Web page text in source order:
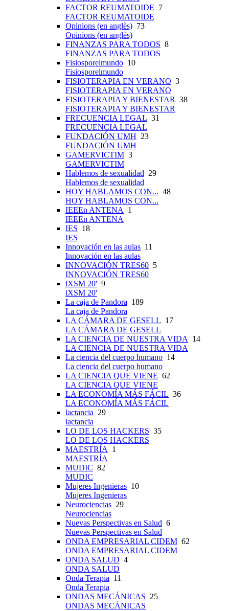
FACTOR REUMATOIDE 7
FACTOR REUMATOIDE
Opinions (en anglès) 73
Opinions (en anglès)
FINANZAS PARA TODOS 8
FINANZAS PARA TODOS
Fisiosporelmundo 10
Fisiosporelmundo
FISIOTERAPIA EN VERANO 3
FISIOTERAPIA EN VERANO
FISIOTERAPIA Y BIENESTAR 38
FISIOTERAPIA Y BIENESTAR
FRECUENCIA LEGAL 31
FRECUENCIA LEGAL
FUNDACIÓN UMH 23
FUNDACIÓN UMH
GAMERVICTIM 3
GAMERVICTIM
Hablemos de sexualidad 29
Hablemos de sexualidad
HOY HABLAMOS CON... 48
HOY HABLAMOS CON...
IEEEn ANTENA 1
IEEEn ANTENA
IES 18
IES
Innovación en las aulas 11
Innovación en las aulas
INNOVACIÓN TRES60 5
INNOVACIÓN TRES60
iXSM 20' 9
iXSM 20'
La caja de Pandora 189
La caja de Pandora
LA CÁMARA DE GESELL 17
LA CÁMARA DE GESELL
LA CIENCIA DE NUESTRA VIDA 14
LA CIENCIA DE NUESTRA VIDA
La ciencia del cuerpo humano 14
La ciencia del cuerpo humano
LA CIENCIA QUE VIENE 62
LA CIENCIA QUE VIENE
LA ECONOMÍA MÁS FÁCIL 36
LA ECONOMÍA MÁS FÁCIL
lactancia 29
lactancia
LO DE LOS HACKERS 35
LO DE LOS HACKERS
MAESTRÍA 1
MAESTRÍA
MUDIC 82
MUDIC
Mujeres Ingenieras 10
Mujeres Ingenieras
Neurociencias 29
Neurociencias
Nuevas Perspectivas en Salud 6
Nuevas Perspectivas en Salud
ONDA EMPRESARIAL CIDEM 62
ONDA EMPRESARIAL CIDEM
ONDA SALUD 4
ONDA SALUD
Onda Terapia 11
Onda Terapia
ONDAS MECÁNICAS 25
ONDAS MECÁNICAS